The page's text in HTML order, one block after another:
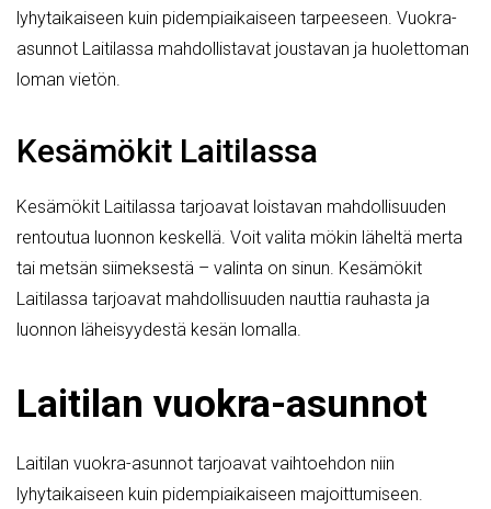
lyhytaikaiseen kuin pidempiaikaiseen tarpeeseen. Vuokra-
asunnot Laitilassa mahdollistavat joustavan ja huolettoman
loman vietön.
Kesämökit Laitilassa
Kesämökit Laitilassa tarjoavat loistavan mahdollisuuden
rentoutua luonnon keskellä. Voit valita mökin läheltä merta
tai metsän siimeksestä – valinta on sinun. Kesämökit
Laitilassa tarjoavat mahdollisuuden nauttia rauhasta ja
luonnon läheisyydestä kesän lomalla.
Laitilan vuokra-asunnot
Laitilan vuokra-asunnot tarjoavat vaihtoehdon niin
lyhytaikaiseen kuin pidempiaikaiseen majoittumiseen.